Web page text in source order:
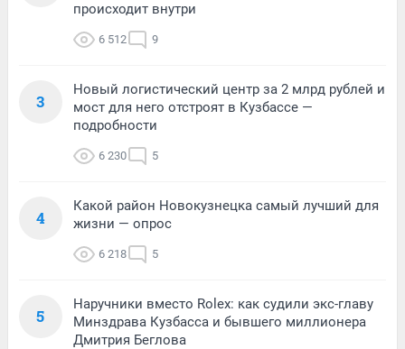
происходит внутри
6 512 9
3
Новый логистический центр за 2 млрд рублей и
мост для него отстроят в Кузбассе —
подробности
6 230 5
4
Какой район Новокузнецка самый лучший для
жизни — опрос
6 218 5
5
Наручники вместо Rolex: как судили экс-главу
Минздрава Кузбасса и бывшего миллионера
Дмитрия Беглова